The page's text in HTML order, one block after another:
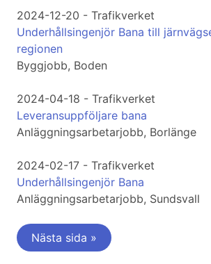
2024-12-20 - Trafikverket
Underhållsingenjör Bana till
regionen
Byggjobb, Boden
2024-04-18 - Trafikverket
Leveransuppföljare bana
Anläggningsarbetarjobb, Borlänge
2024-02-17 - Trafikverket
Underhållsingenjör Bana
Anläggningsarbetarjobb, Sundsvall
Nästa sida »